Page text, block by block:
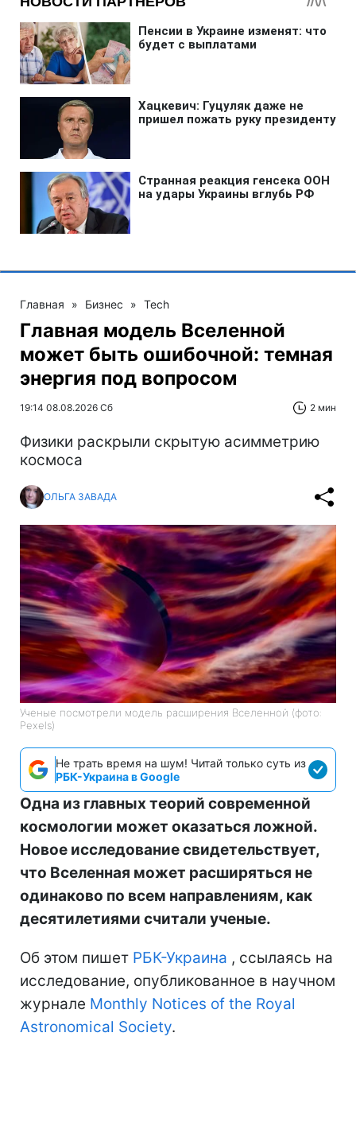
Главная » Бизнес » Tech
Главная модель Вселенной
может быть ошибочной: темная
энергия под вопросом
19:14 08.08.2026 Сб 2 мин
Физики раскрыли скрытую асимметрию
космоса
ОЛЬГА ЗАВАДА
Ученые посмотрели модель расширения Вселенной (фото:
Pexels)
Не трать время на шум! Читай только суть из
РБК-Украина в Google
Одна из главных теорий современной
космологии может оказаться ложной.
Новое исследование свидетельствует,
что Вселенная может расширяться не
одинаково по всем направлениям, как
десятилетиями считали ученые.
Об этом пишет РБК-Украина , ссылаясь на
исследование, опубликованное в научном
журнале Monthly Notices of the Royal
Astronomical Society.